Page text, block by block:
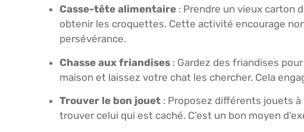
Casse-tête alimentaire : Prendre un vieux carton
obtenir les croquettes. Cette activité encourage
persévérance.
Chasse aux friandises : Gardez des friandises
maison et laissez votre chat les chercher. Cela
Trouver le bon jouet : Proposez différents jouets
trouver celui qui est caché. C’est un bon moyen